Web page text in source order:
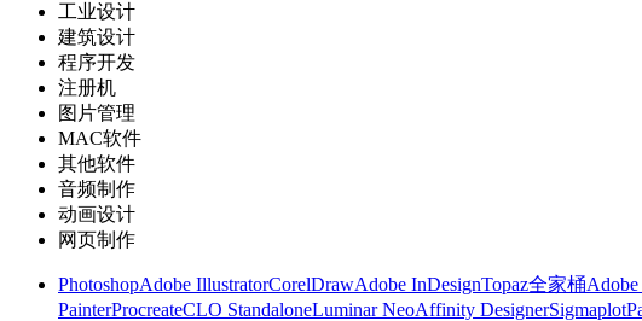
工业设计
建筑设计
程序开发
注册机
图片管理
MAC软件
其他软件
音频制作
动画设计
网页制作
PhotoshopAdobe IllustratorCorelDrawAdobe InDesignTopaz全家桶Adobe
PainterProcreateCLO StandaloneLuminar NeoAffinity DesignerSigmaplot